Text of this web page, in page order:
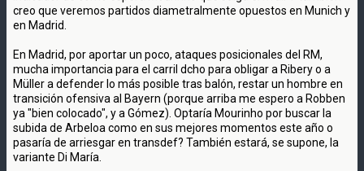
creo que veremos partidos diametralmente opuestos en Munich y
en Madrid.
En Madrid, por aportar un poco, ataques posicionales del RM,
mucha importancia para el carril dcho para obligar a Ribery o a
Müller a defender lo más posible tras balón, restar un hombre en
transición ofensiva al Bayern (porque arriba me espero a Robben
ya "bien colocado", y a Gómez). Optaría Mourinho por buscar la
subida de Arbeloa como en sus mejores momentos este año o
pasaría de arriesgar en transdef? También estará, se supone, la
variante Di María.